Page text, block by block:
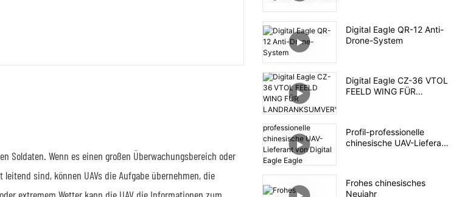
Soldaten. Wenn es einen großen Überwachungsbereich oder
sind, können UAVs die Aufgabe übernehmen, die
extremem Wetter kann die UAV die Informationen zum
Digital Eagle QR-12 Anti-
Drone-System
Digital Eagle CZ-36 VTOL
FEELD WING FÜR
Profil-professionelle
chinesische UAV-Lieferant
Frohes chinesisches
Neujahr